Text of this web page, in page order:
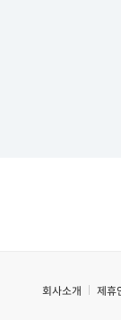
회사소개 제휴